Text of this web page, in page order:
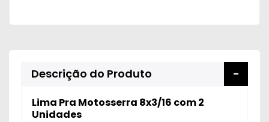
Descrição do Produto
Lima Pra Motosserra 8x3/16 com 2
Unidades